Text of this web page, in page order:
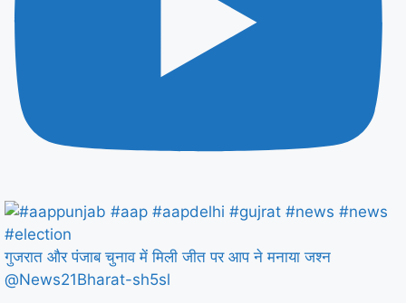
गुजरात और पंजाब चुनाव में मिली जीत पर आप ने मनाया जश्न
@News21Bharat-sh5sl